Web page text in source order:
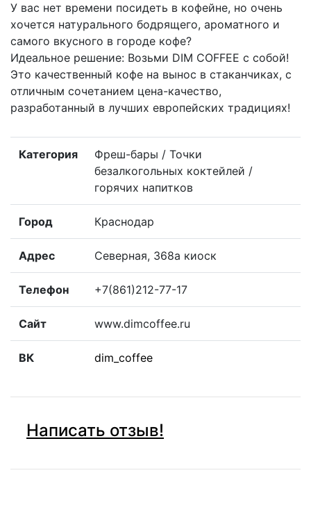
У вас нет времени посидеть в кофейне, но очень
хочется натурального бодрящего, ароматного и
самого вкусного в городе кофе?
Идеальное решение: Возьми DIM COFFEE с собой!
Это качественный кофе на вынос в стаканчиках, с
отличным сочетанием цена-качество,
разработанный в лучших европейских традициях!
Категория
Фреш-бары / Точки
безалкогольных коктейлей /
горячих напитков
Город Краснодар
Адрес Северная, 368а киоск
Телефон +7(861)212-77-17
Сайт www.dimcoffee.ru
ВК dim_coffee
Написать отзыв!